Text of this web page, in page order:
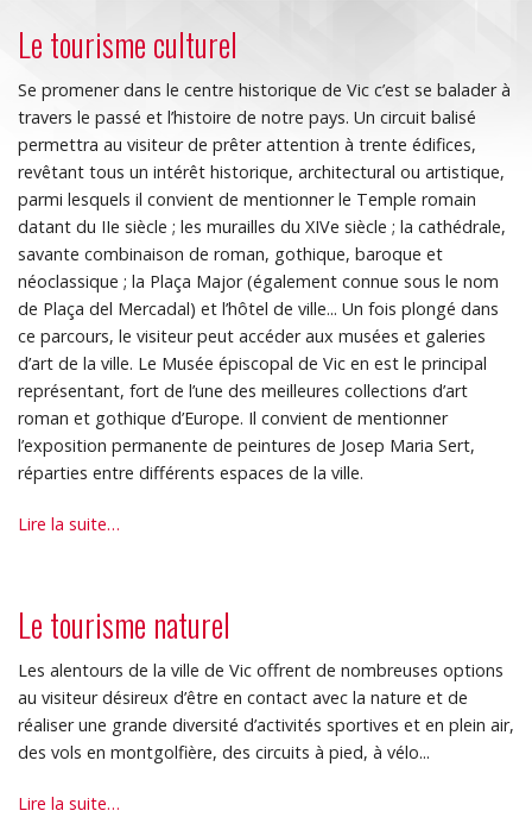
Le tourisme culturel
Se promener dans le centre historique de Vic c’est se balader à
travers le passé et l’histoire de notre pays. Un circuit balisé
permettra au visiteur de prêter attention à trente édifices,
revêtant tous un intérêt historique, architectural ou artistique,
parmi lesquels il convient de mentionner le Temple romain
datant du IIe siècle ; les murailles du XIVe siècle ; la cathédrale,
savante combinaison de roman, gothique, baroque et
néoclassique ; la Plaça Major (également connue sous le nom
de Plaça del Mercadal) et l’hôtel de ville... Un fois plongé dans
ce parcours, le visiteur peut accéder aux musées et galeries
d’art de la ville. Le Musée épiscopal de Vic en est le principal
représentant, fort de l’une des meilleures collections d’art
roman et gothique d’Europe. Il convient de mentionner
l’exposition permanente de peintures de Josep Maria Sert,
réparties entre différents espaces de la ville.
Le
Lire la suite…
Le tourisme naturel
Les alentours de la ville de Vic offrent de nombreuses options
au visiteur désireux d’être en contact avec la nature et de
réaliser une grande diversité d’activités sportives et en plein air,
des vols en montgolfière, des circuits à pied, à vélo...
Le
Lire la suite…